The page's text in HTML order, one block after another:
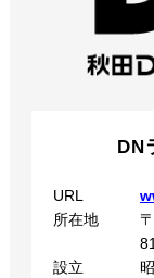
DN
URL
所在地
設立